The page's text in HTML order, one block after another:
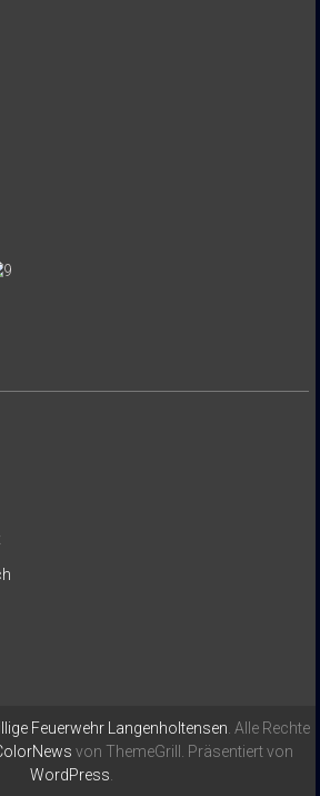
Feuerwehr Langenholtensen . Alle Rechte
von ThemeGrill. Präsentiert von
WordPress